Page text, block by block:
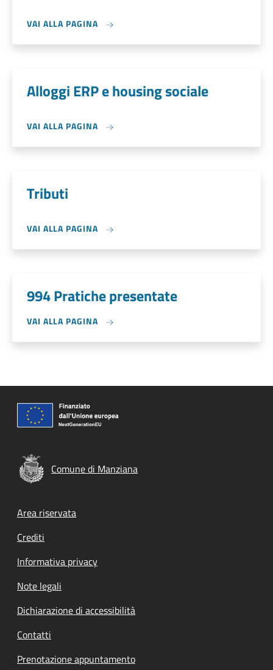
VAI ALLA PAGINA
Alloggi ERP e housing sociale
VAI ALLA PAGINA
Tributi
VAI ALLA PAGINA
994 Pratiche presentate
VAI ALLA PAGINA
Comune di Manziana
Footer menu
Area riservata
Crediti
Informativa privacy
Note legali
Dichiarazione di accessibilità
Contatti
Prenotazione appuntamento